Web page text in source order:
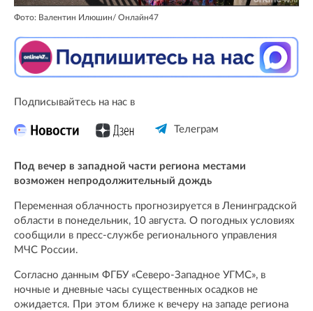
Фото: Валентин Илюшин/ Oнлайн47
Подписывайтесь на нас в
Телеграм
Под вечер в западной части региона местами
возможен непродолжительный дождь
Переменная облачность прогнозируется в Ленинградской
области в понедельник, 10 августа. О погодных условиях
сообщили в пресс-службе регионального управления
МЧС России.
Согласно данным ФГБУ «Северо-Западное УГМС», в
ночные и дневные часы существенных осадков не
ожидается. При этом ближе к вечеру на западе региона